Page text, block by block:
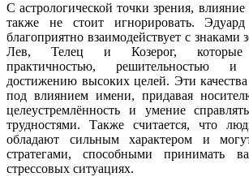
С астрологической точки зрения,
также не стоит игнорировать.
благоприятно взаимодействует с знаками
Лев, Телец и Козерог, которые
практичностью, решительностью
достижению высоких целей. Эти качества
под влиянием имени, придавая
целеустремлённость и умение
трудностями. Также считается, что
обладают сильным характером и
стратегами, способными принимать
стрессовых ситуациях.